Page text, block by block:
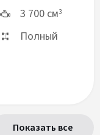
3 700 см3
Полный
Показать все